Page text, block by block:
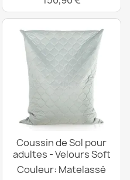
Coussin de Sol pour
adultes - Velours Soft
Couleur: Matelassé